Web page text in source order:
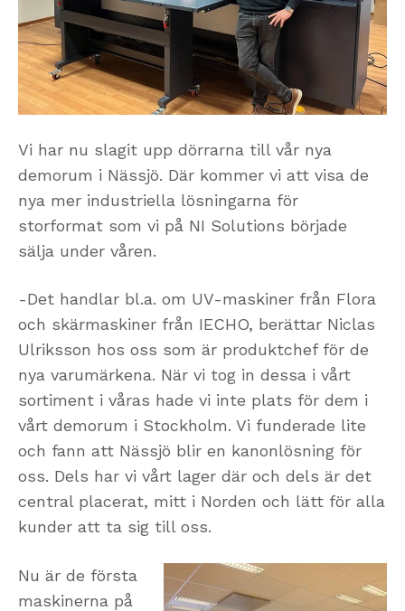
Vi har nu slagit upp dörrarna till vår nya
demorum i Nässjö. Där kommer vi att visa de
nya mer industriella lösningarna för
storformat som vi på NI Solutions började
sälja under våren.
-Det handlar bl.a. om UV-maskiner från Flora
och skärmaskiner från IECHO, berättar Niclas
Ulriksson hos oss som är produktchef för de
nya varumärkena. När vi tog in dessa i vårt
sortiment i våras hade vi inte plats för dem i
vårt demorum i Stockholm. Vi funderade lite
och fann att Nässjö blir en kanonlösning för
oss. Dels har vi vårt lager där och dels är det
central placerat, mitt i Norden och lätt för alla
kunder att ta sig till oss.
Nu är de första
maskinerna på